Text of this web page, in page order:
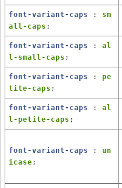
font-variant-caps : sm
all-caps ;
font-variant-caps : al
l-small-caps ;
font-variant-caps : pe
tite-caps ;
font-variant-caps : al
l-petite-caps ;
font-variant-caps : un
icase ;